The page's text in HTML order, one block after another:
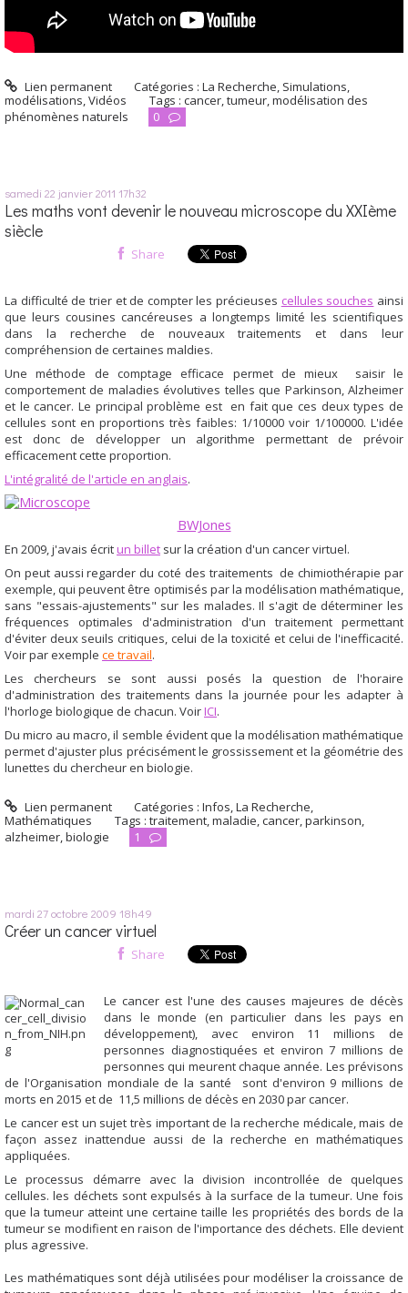
Lien permanent Catégories :La Recherche, Simulations,
modélisations,Vidéos Tags : cancer,tumeur,modélisation des
phénomènes naturels
0
samedi 22 janvier 2011 17h32
Les maths vont devenir le nouveau microscope du XXIème
siècle
Share
La difficulté de trier et de compter les précieuses cellules souches ainsi
que leurs cousines cancéreuses a longtemps limité les scientifiques
dans la recherche de nouveaux traitements et dans leur
compréhension de certaines maldies.
Une méthode de comptage efficace permet de mieux saisir le
comportement de maladies évolutives telles que Parkinson, Alzheimer
et le cancer. Le principal problème est en fait que ces deux types de
cellules sont en proportions très faibles: 1/10000 voir 1/100000. L'idée
est donc de développer un algorithme permettant de prévoir
efficacement cette proportion.
L'intégralité de l'article en anglais.
BWJones
En 2009, j'avais écritun billet sur la création d'un cancer virtuel.
On peut aussi regarder du coté des traitements de chimiothérapie par
exemple, qui peuvent être optimisés par la modélisation mathématique,
sans "essais-ajustements" sur les malades. Il s'agit de déterminer les
fréquences optimales d'administration d'un traitement permettant
d'éviter deux seuils critiques, celui de la toxicité et celui de l'inefficacité.
Voir par exemple ce travail.
Les chercheurs se sont aussi posés la question de l'horaire
d'administration des traitements dans la journée pour les adapter à
l'horloge biologique de chacun. VoirICI.
Du micro au macro, il semble évident que la modélisation mathématique
permet d'ajuster plus précisément le grossissement et la géométrie des
lunettes du chercheur en biologie.
Lien permanent Catégories :Infos,La Recherche,
Mathématiques
Tags : traitement,maladie,cancer,parkinson,
alzheimer,biologie 1
mardi 27octobre 2009 18h49
Créer un cancer virtuel
Share
Le cancer est l'une des causes majeures de décès
dans le monde (en particulier dans les pays en
développement), avec environ 11 millions de
personnes diagnostiquées et environ 7 millions de
personnes qui meurent chaque année. Les prévisons
de l'Organisation mondiale de la santé sont d'environ 9 millions de
morts en 2015 et de 11,5 millions de décès en 2030 par cancer.
Le cancer est un sujet très important de la recherche médicale, mais de
façon assez inattendue aussi de la recherche en mathématiques
appliquées.
Le processus démarre avec la division incontrollée de quelques
cellules. les déchets sont expulsés à la surface de la tumeur. Une fois
que la tumeur atteint une certaine taille les propriétés des bords de la
tumeur se modifient en raison de l'importance des déchets. Elle devient
plus agressive.
Les mathématiques sont déjà utilisées pour modéliser la croissance de